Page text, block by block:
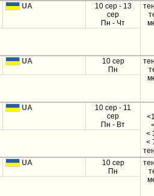
UA
10 сер - 13
сер
Пн - Чт
UA
10 сер
Пн
UA
10 сер - 11
сер
Пн - Вт
<
<
UA
10 сер
Пн